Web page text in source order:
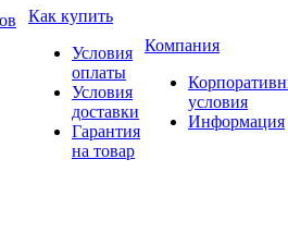
Как купить
Условия
оплаты
Условия
доставки
Гарантия
на товар
Компания
условия
Информация